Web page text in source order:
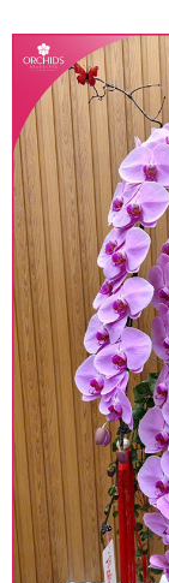
• Giá trên
miễn phí in
hàng.
• Beautiful
trên toàn
khu vực sẽ
phí mặt
thay đổi so
hàng ở Tỉnh
giá trước khi
chính xác